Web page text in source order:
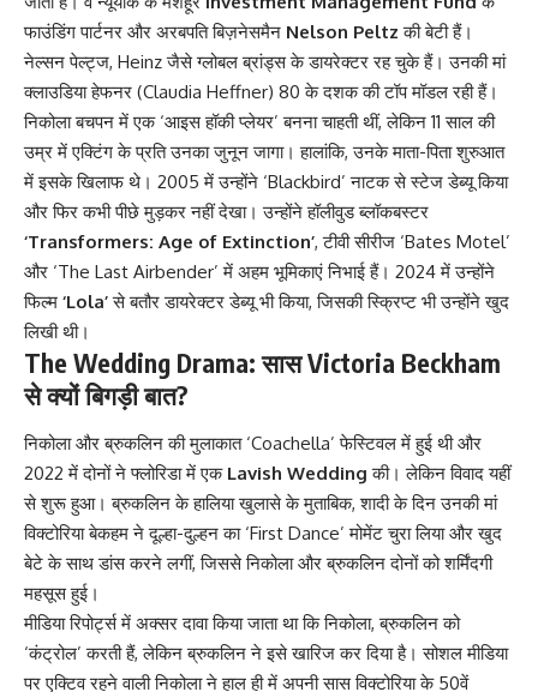
फाउंडिंग पार्टनर और अरबपति बिज़नेसमैन Nelson Peltz की बेटी हैं।
नेल्सन पेल्ट्ज, Heinz जैसे ग्लोबल ब्रांड्स के डायरेक्टर रह चुके हैं। उनकी मां
क्लाउडिया हेफनर (Claudia Heffner) 80 के दशक की टॉप मॉडल रही हैं।
निकोला बचपन में एक ‘आइस हॉकी प्लेयर’ बनना चाहती थीं, लेकिन 11 साल की
उम्र में एक्टिंग के प्रति उनका जुनून जागा। हालांकि, उनके माता-पिता शुरुआत
में इसके खिलाफ थे। 2005 में उन्होंने ‘Blackbird’ नाटक से स्टेज डेब्यू किया
और फिर कभी पीछे मुड़कर नहीं देखा। उन्होंने हॉलीवुड ब्लॉकबस्टर
‘Transformers: Age of Extinction’, टीवी सीरीज ‘Bates Motel’
और ‘The Last Airbender’ में अहम भूमिकाएं निभाई हैं। 2024 में उन्होंने
फिल्म ‘Lola’से बतौर डायरेक्टर डेब्यू भी किया, जिसकी स्क्रिप्ट भी उन्होंने खुद
लिखी थी।
The Wedding Drama: सास Victoria Beckham
से क्यों बिगड़ी बात?
निकोला और ब्रुकलिन की मुलाकात ‘Coachella’ फेस्टिवल में हुई थी और
2022 में दोनों ने फ्लोरिडा में एक Lavish Wedding की। लेकिन विवाद यहीं
से शुरू हुआ। ब्रुकलिन के हालिया खुलासे के मुताबिक, शादी के दिन उनकी मां
विक्टोरिया बेकहम ने दूल्हा-दुल्हन का ‘First Dance’ मोमेंट चुरा लिया और खुद
बेटे के साथ डांस करने लगीं, जिससे निकोला और ब्रुकलिन दोनों को शर्मिंदगी
महसूस हुई।
मीडिया रिपोर्ट्स में अक्सर दावा किया जाता था कि निकोला, ब्रुकलिन को
‘कंट्रोल’ करती हैं, लेकिन ब्रुकलिन ने इसे खारिज कर दिया है। सोशल मीडिया
पर एक्टिव रहने वाली निकोला ने हाल ही में अपनी सास विक्टोरिया के 50वें